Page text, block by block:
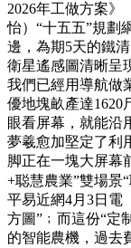
2026年工做方案》
怡）“十五五”規劃
邊，為期5天的鐵
衛星遙感圖清晰呈
我們已經用導航做
優地塊畝產達1620
眼看屏幕，就能沿
夢羲愈加堅定了利
脚正在一塊大屏幕
+聪慧農業”雙場景
平易近網4月3日電
方圖”﹔而這份“定
的智能農機，過去